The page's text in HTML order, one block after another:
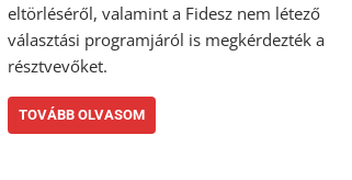
eltörléséről, valamint a Fidesz nem létező
választási programjáról is megkérdezték a
résztvevőket.
TOVÁBB OLVASOM